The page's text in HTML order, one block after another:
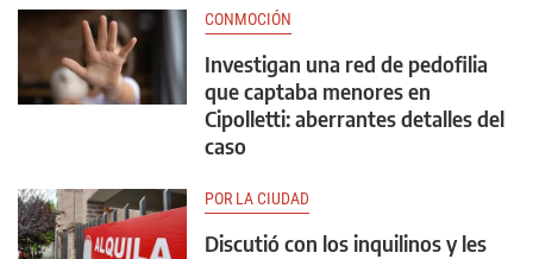
CONMOCIÓN
Investigan una red de pedofilia
que captaba menores en
Cipolletti: aberrantes detalles del
caso
POR LA CIUDAD
Discutió con los inquilinos y les